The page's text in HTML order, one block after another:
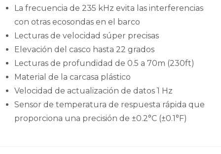
La frecuencia de 235 kHz evita las interferencias
con otras ecosondas en el barco
Lecturas de velocidad súper precisas
Elevación del casco hasta 22 grados
Lecturas de profundidad de 0.5 a 70m (230ft)
Material de la carcasa plástico
Velocidad de actualización de datos 1 Hz
Sensor de temperatura de respuesta rápida que
proporciona una precisión de ±0.2°C (±0.1°F)